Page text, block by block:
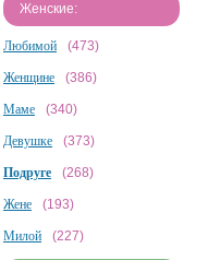
Женские:
Любимой (473)
Женщине (386)
Маме (340)
Девушке (373)
Подруге (268)
Жене (193)
Милой (227)